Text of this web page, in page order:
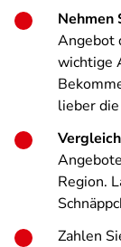
Nehmen
Angebot
wichtige
lieber
Region.
Zahlen